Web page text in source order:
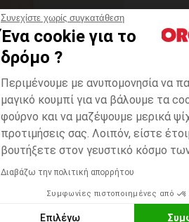
Συνεχίστε χωρίς συγκατάθεση
Ένα cookie για το
δρόμο ?
Περιμένουμε με ανυπομονησία να
μαγικό κουμπί για να βάλουμε τα
φούρνο και να μαζέψουμε μερικά
προτιμήσεις σας. Λοιπόν, είστε
βουτήξετε στον γευστικό κόσμο
Διαβάζω την πολιτική απορρήτου
Συμφωνίες πιστοποιημένες από
Επιλέγω